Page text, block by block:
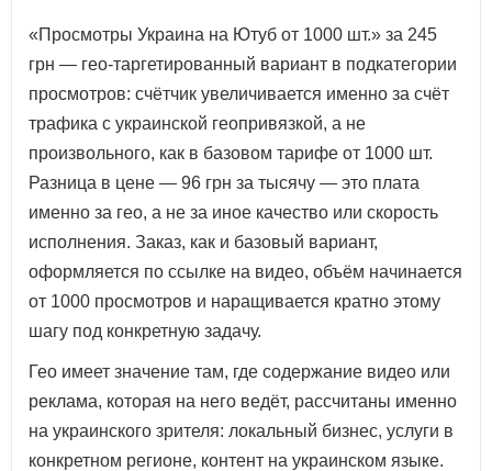
«Просмотры Украина на Ютуб от 1000 шт.» за 245
грн — гео-таргетированный вариант в подкатегории
просмотров: счётчик увеличивается именно за счёт
трафика с украинской геопривязкой, а не
произвольного, как в базовом тарифе от 1000 шт.
Разница в цене — 96 грн за тысячу — это плата
именно за гео, а не за иное качество или скорость
исполнения. Заказ, как и базовый вариант,
оформляется по ссылке на видео, объём начинается
от 1000 просмотров и наращивается кратно этому
шагу под конкретную задачу.
Гео имеет значение там, где содержание видео или
реклама, которая на него ведёт, рассчитаны именно
на украинского зрителя: локальный бизнес, услуги в
конкретном регионе, контент на украинском языке.